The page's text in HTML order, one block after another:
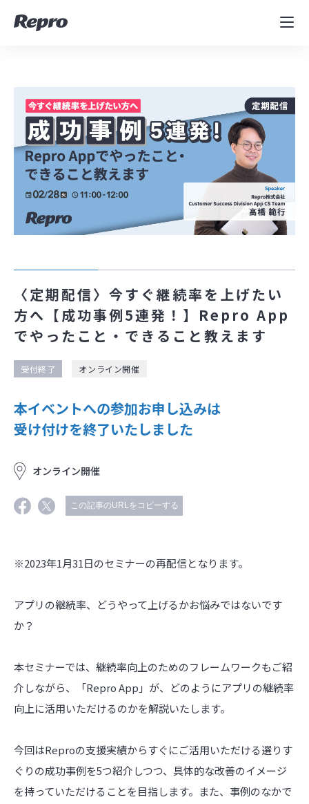
MAツール
コンサルティング
導入事例
セミナー／イベント
資料／コンテンツ
〈定期配信〉今すぐ継続率を上げたい
方へ【成功事例5連発！】Repro App
でやったこと・できること教えます
受付終了 オンライン開催
本イベントへの参加お申し込みは
受け付けを終了いたしました
オンライン開催
この記事のURLをコピーする
※2023年1月31日のセミナーの再配信となります。
アプリの継続率、どうやって上げるかお悩みではないです
か？
本セミナーでは、継続率向上のためのフレームワークもご紹
介しながら、「Repro App」が、どのようにアプリの継続率
向上に活用いただけるのかを解説いたします。
今回はReproの支援実績からすぐにご活用いただける選りす
ぐりの成功事例を5つ紹介しつつ、具体的な改善のイメージ
を持っていただけることを目指します。また、事例のなかで